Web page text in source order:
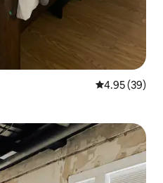
औसत रेटिंग 5 में
4.95 (39)